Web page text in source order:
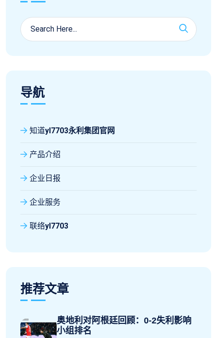
导航
知道yl7703永利集团官网
产品介绍
企业日报
企业服务
联络yl7703
推荐文章
奥地利对阿根廷回顾：0-2失利影响
小组排名